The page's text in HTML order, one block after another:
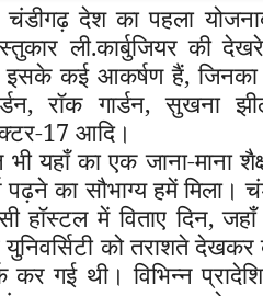
चंडीगढ़ देश का पहला
ली.कार्बुजियर की
इसके कई आकर्षण हैं,
रॉक गार्डन, सुखना
17 आदि।
भी यहाँ का एक जाना-माना
पढ़ने का सौभाग्यहमेंमिला।
हॉस्टल में विताए दिन,
को तराशते देखकर
कर गई थी। विभिन्न